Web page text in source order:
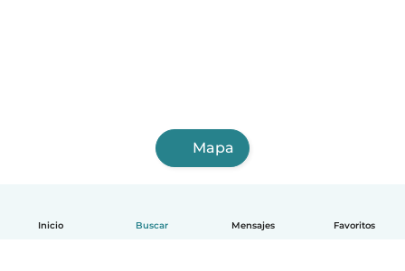
Inicio Buscar Mensajes Favoritos
Mapa